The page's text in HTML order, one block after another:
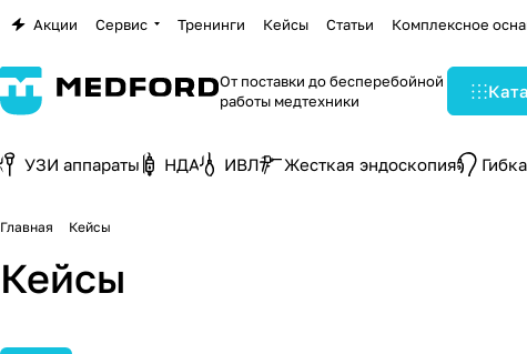
Акции Сервис Тренинги Кейсы Статьи Комплексное
От поставки до бесперебойной
работы медтехники
УЗИ аппараты НДА ИВЛ Жесткая эндоскопия
Главная Кейсы
Кейсы